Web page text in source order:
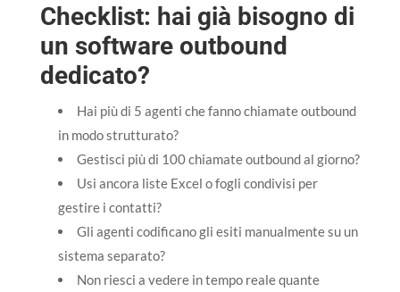
Checklist: hai già bisogno di
un software outbound
dedicato?
Hai più di 5 agenti che fanno chiamate outbound
in modo strutturato?
Gestisci più di 100 chiamate outbound al giorno?
Usi ancora liste Excel o fogli condivisi per
gestire i contatti?
Gli agenti codificano gli esiti manualmente su un
sistema separato?
Non riesci a vedere in tempo reale quante